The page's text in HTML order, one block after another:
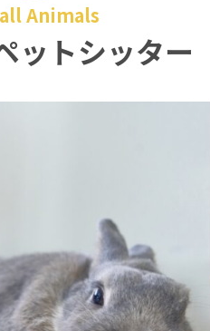
Animals
ットシッター